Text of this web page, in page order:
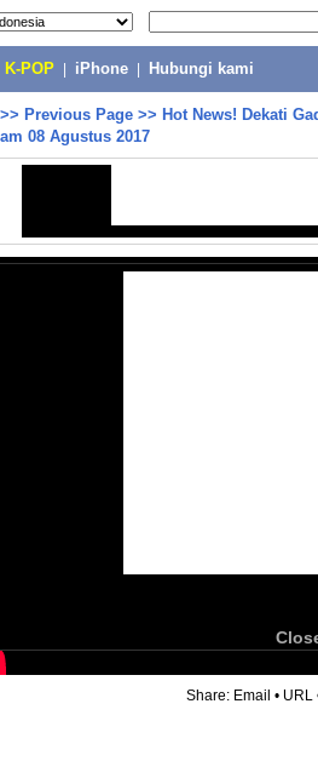
K-POP iPhone Hubungi kami
>> Previous Page >> Hot News! Dekati
08 Agustus 2017
Share: Email • URL